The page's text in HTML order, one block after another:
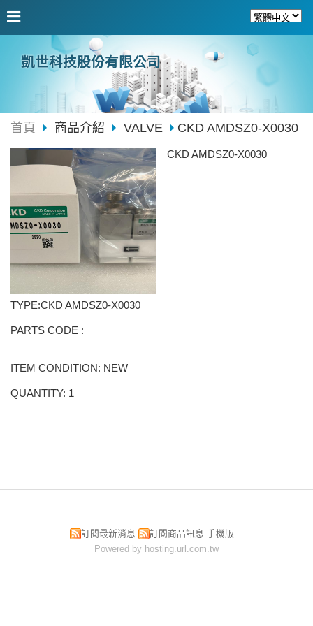
凱世科技股份有限公司
首頁 商品介紹 VALVE CKD AMDSZ0-X0030
CKD AMDSZ0-X0030
TYPE:CKD AMDSZ0-X0030
PARTS CODE :
ITEM CONDITION: NEW
QUANTITY: 1
訂閱最新消息 訂閱商品訊息 手機版
Powered by hosting.url.com.tw